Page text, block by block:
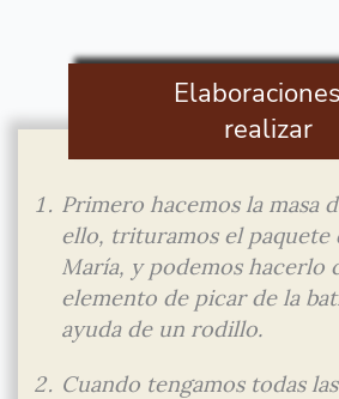
realizar
Primero hacemos la masa
ello, trituramos el paquete
María, y podemos hacerlo
elemento de picar de la
ayuda de un rodillo.
Cuando tengamos todas